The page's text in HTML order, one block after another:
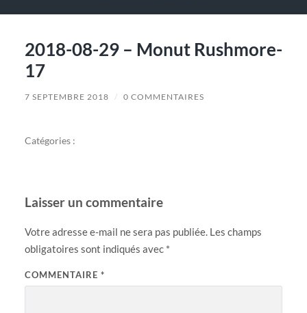
2018-08-29 – Monut Rushmore-
17
7 SEPTEMBRE 2018 / 0 COMMENTAIRES
Catégories :
Laisser un commentaire
Votre adresse e-mail ne sera pas publiée. Les champs
obligatoires sont indiqués avec *
COMMENTAIRE *